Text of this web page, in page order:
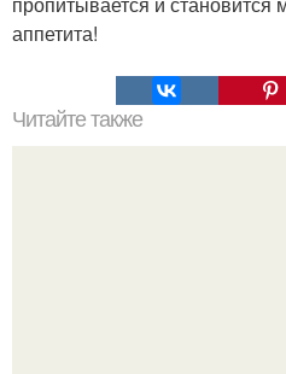
аппетита!
Читайте также